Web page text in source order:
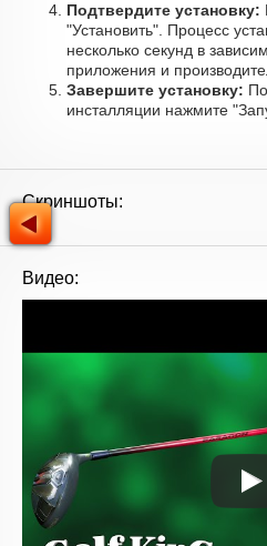
Подтвердите установку:
"Установить". Процесс
несколько секунд в
приложения и
Завершите установку:
инсталляции нажмите
Скриншоты:
Видео: